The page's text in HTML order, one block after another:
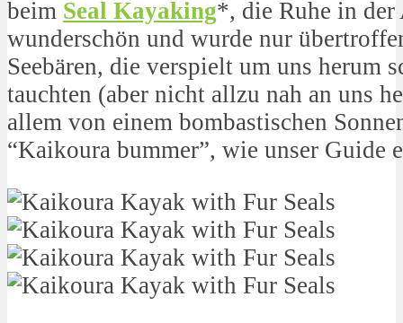
beim Seal Kayaking*, die Ruhe in der
wunderschön und wurde nur
Seebären, die verspielt um uns herum
tauchten (aber nicht allzu nah an uns
allem von einem bombastischen
“Kaikoura bummer”, wie unser Guide